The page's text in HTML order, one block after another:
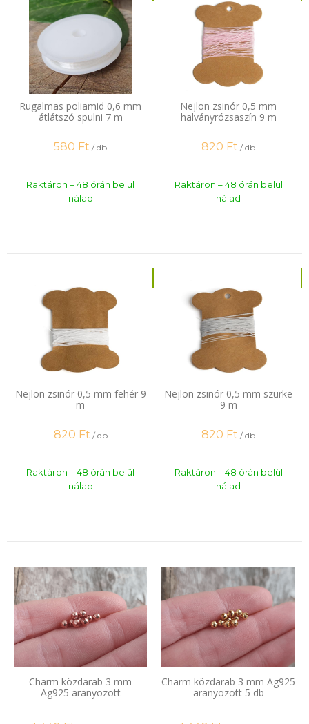
Rugalmas poliamid 0,6 mm
átlátszó spulni 7 m
580 Ft / db
Raktáron – 48 órán belül
nálad
Nejlon zsinór 0,5 mm
halványrózsaszín 9 m
820 Ft / db
Raktáron – 48 órán belül
nálad
Nejlon zsinór 0,5 mm fehér 9
m
820 Ft / db
Raktáron – 48 órán belül
nálad
Nejlon zsinór 0,5 mm szürke
9 m
820 Ft / db
Raktáron – 48 órán belül
nálad
Charm közdarab 3 mm
Ag925 aranyozott
rózsaarannyal 5 db
Charm közdarab 3 mm Ag925
aranyozott 5 db